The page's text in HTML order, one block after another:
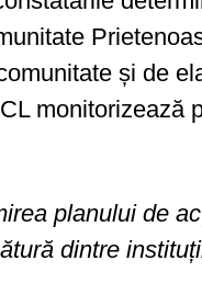
și de
monitorizează
planului de
dintre